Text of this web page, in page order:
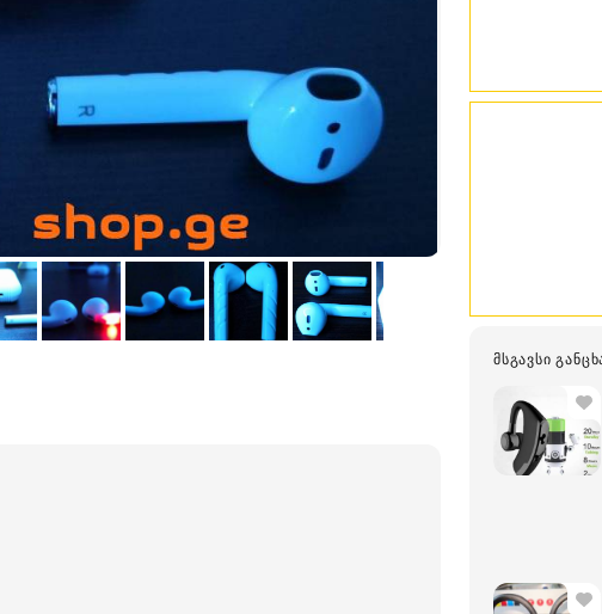
ᲛᲡᲒᲐᲕᲡᲘ